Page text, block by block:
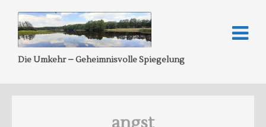
Die Umkehr – Geheimnisvolle Spiegelung